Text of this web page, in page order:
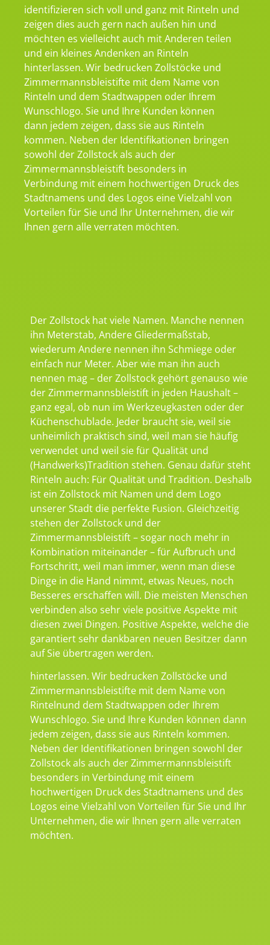
identifizieren sich voll und ganz mit Rinteln und
zeigen dies auch gern nach außen hin und
möchten es vielleicht auch mit Anderen teilen
und ein kleines Andenken an Rinteln
hinterlassen. Wir bedrucken Zollstöcke und
Zimmermannsbleistifte mit dem Name von
Rinteln und dem Stadtwappen oder Ihrem
Wunschlogo. Sie und Ihre Kunden können
dann jedem zeigen, dass sie aus Rinteln
kommen. Neben der Identifikationen bringen
sowohl der Zollstock als auch der
Zimmermannsbleistift besonders in
Verbindung mit einem hochwertigen Druck des
Stadtnamens und des Logos eine Vielzahl von
Vorteilen für Sie und Ihr Unternehmen, die wir
Ihnen gern alle verraten möchten.
Der Zollstock hat viele Namen. Manche nennen
ihn Meterstab, Andere Gliedermaßstab,
wiederum Andere nennen ihn Schmiege oder
einfach nur Meter. Aber wie man ihn auch
nennen mag – der Zollstock gehört genauso wie
der Zimmermannsbleistift in jeden Haushalt –
ganz egal, ob nun im Werkzeugkasten oder der
Küchenschublade. Jeder braucht sie, weil sie
unheimlich praktisch sind, weil man sie häufig
verwendet und weil sie für Qualität und
(Handwerks)Tradition stehen. Genau dafür steht
Rinteln auch: Für Qualität und Tradition. Deshalb
ist ein Zollstock mit Namen und dem Logo
unserer Stadt die perfekte Fusion. Gleichzeitig
stehen der Zollstock und der
Zimmermannsbleistift – sogar noch mehr in
Kombination miteinander – für Aufbruch und
Fortschritt, weil man immer, wenn man diese
Dinge in die Hand nimmt, etwas Neues, noch
Besseres erschaffen will. Die meisten Menschen
verbinden also sehr viele positive Aspekte mit
diesen zwei Dingen. Positive Aspekte, welche die
garantiert sehr dankbaren neuen Besitzer dann
auf Sie übertragen werden.
hinterlassen. Wir bedrucken Zollstöcke und
Zimmermannsbleistifte mit dem Name von
Rintelnund dem Stadtwappen oder Ihrem
Wunschlogo. Sie und Ihre Kunden können dann
jedem zeigen, dass sie aus Rinteln kommen.
Neben der Identifikationen bringen sowohl der
Zollstock als auch der Zimmermannsbleistift
besonders in Verbindung mit einem
hochwertigen Druck des Stadtnamens und des
Logos eine Vielzahl von Vorteilen für Sie und Ihr
Unternehmen, die wir Ihnen gern alle verraten
möchten.